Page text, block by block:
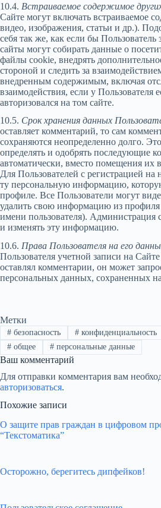
10.4. Встраиваемое содержимое
Сайте могут включать встраиваемое
видео, изображения, статьи и др.).
себя так же, как если бы
сайты могут собирать данные о
файлы cookie, внедрять
стороной и следить за
внедренным содержимым, включая
взаимодействия, если у Пользователя
авторизовался на том сайте.
10.5. Срок хранения данных
оставляет комментарий, то сам
сохраняются неопределенно долго.
определять и одобрять последующие
автоматически, вместо помещения их
Для Пользователей с регистрацией
ту персональную информацию,
профиле. Все Пользователи могут
удалить свою информацию из
имени пользователя). Администрация
и изменять эту информацию.
10.6. Права Пользователя на его
Пользователя учетной записи на
оставлял комментарии, он может
персональных данных, сохраненных
Метки
#безопасность #конфиденциальность
#общее #персональные данные
Ваш комментарий
Для отправки комментария вам
авторизоваться.
Похожие записи
О защите прав граждан в цифровом
“Текстоматика”
Осторожно, берегитесь дипфейков!